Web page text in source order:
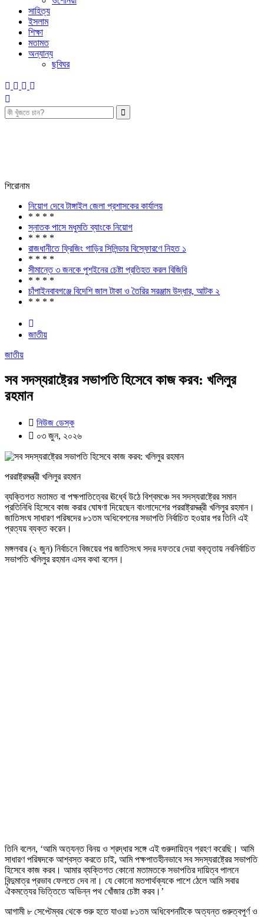
সাহিত্য
ইসলাম
শিক্ষা
মতামত
অন্যান্য
ছবিঘর
শিরোনাম
নিয়োগ দেবে টাঙ্গাইল জেলা প্রশাসকের কার্যালয়
* * * *
স্নাতক পাসে মধুমতি ব্যাংকে নিয়োগ
* * * *
রাজধানীতে ফ্রিজিং গাড়ির সিলিন্ডার বিস্ফোরণে নিহত ১
* * * *
সীমান্তে ৩ জনকে পুশইনের চেষ্টা প্রতিহত করল বিজিবি
* * * *
চাঁপাইনবাবগঞ্জে বিদেশি জাল টাকা ও তৈরির সরঞ্জাম উদ্ধার, আটক ২
* * * *
জাতীয়
জাতীয়
সব সদস্যরাষ্ট্রের সভাপতি হিসেবে কাজ করব: খলিলুর
রহমান
নিউজ ডেস্ক
০৩ জুন, ২০২৬
পররাষ্ট্রমন্ত্রী খলিলুর রহমান
ব্যক্তিগত মতামত বা পক্ষপাতিত্বের ঊর্ধ্বে উঠে বিশ্বমঞ্চে সব সদস্যরাষ্ট্রের সমান
প্রতিনিধি হিসেবে কাজ করার ঘোষণা দিয়েছেন বাংলাদেশের পররাষ্ট্রমন্ত্রী খলিলুর রহমান।
জাতিসংঘ সাধারণ পরিষদের ৮১তম অধিবেশনের সভাপতি নির্বাচিত হওয়ার পর তিনি এই
প্রত্যয় ব্যক্ত করেন।
মঙ্গলবার (২ জুন) নির্বাচনে বিজয়ের পর জাতিসংঘ সদর দফতরে দেয়া বক্তৃতায় নবনির্বাচিত
সভাপতি খলিলুর রহমান এসব কথা বলেন।
তিনি বলেন, ‘আমি অত্যন্ত বিনয় ও শ্রদ্ধার সঙ্গে এই গুরুদায়িত্ব গ্রহণ করেছি। আমি
সাধারণ পরিষদকে আশ্বস্ত করতে চাই, আমি পক্ষপাতহীনভাবে সব সদস্যরাষ্ট্রের সভাপতি
হিসেবে কাজ করব। আমার ব্যক্তিগত কোনো মতামতকে সভাপতির দায়িত্ব পালনে
বিন্দুমাত্র প্রভাব ফেলতে দেব না। যে কোনো মতপার্থক্যকে পাশে ঠেলে আমি সবার
ঐকমত্যের ভিত্তিতে অভিন্ন পথ খোঁজার চেষ্টা করব।’
আগামী ৮ সেপ্টেম্বর থেকে শুরু হতে যাওয়া ৮১তম অধিবেশনটিকে অত্যন্ত গুরুত্বপূর্ণ ও